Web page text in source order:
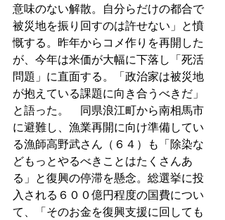
意味のない解散。自分らだけの都合で
被災地を振り回すのは許せない」と憤
慨する。昨年からコメ作りを再開した
が、今年は米価が大幅に下落し「死活
問題」に直面する。「政治家は被災地
が抱えている課題に向き合うべきだ」
と語った。　同県浪江町から南相馬市
に避難し、漁業再開に向け準備してい
る漁師高野武さん（６４）も「除染な
どもっとやるべきことはたくさんあ
る」と復興の停滞を懸念。総選挙に投
入される６００億円程度の国費につい
て、「そのお金を復興支援に回しても